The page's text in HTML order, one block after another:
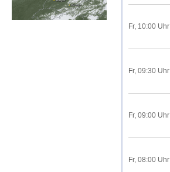
Fr, 10:00 Uhr
Fr, 09:30 Uhr
Fr, 09:00 Uhr
Fr, 08:00 Uhr